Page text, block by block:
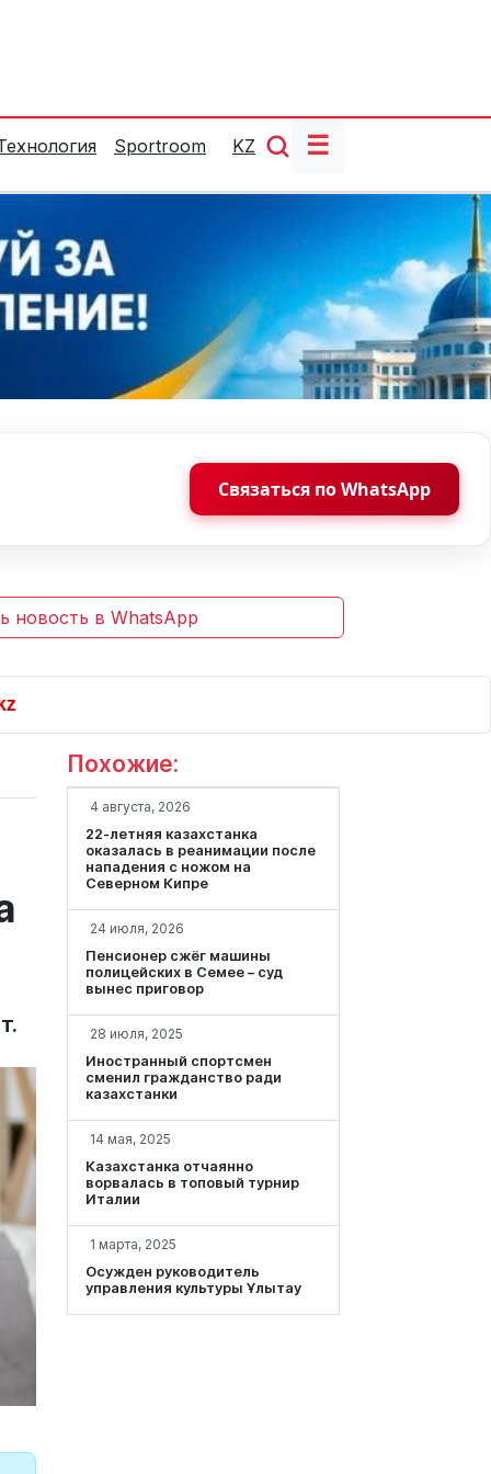
Sportroom KZ ☰
Связаться по WhatsApp
новость в WhatsApp
Похожие:
4 августа, 2026
22-летняя казахстанка
оказалась в реанимации после
нападения с ножом на
Северном Кипре
24 июля, 2026
Пенсионер cжёг машины
полицейских в Семее – суд
вынес приговор
28 июля, 2025
Иностранный спортсмен
сменил гражданство ради
казахстанки
14 мая, 2025
Казахстанка отчаянно
ворвалась в топовый турнир
Италии
1 марта, 2025
Осужден руководитель
управления культуры Ұлытау